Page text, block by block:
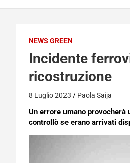
NEWS GREEN
Incidente
ricostruzione
8 Luglio 2023 Paola Saija
Un errore umano
controllò se erano arrivati